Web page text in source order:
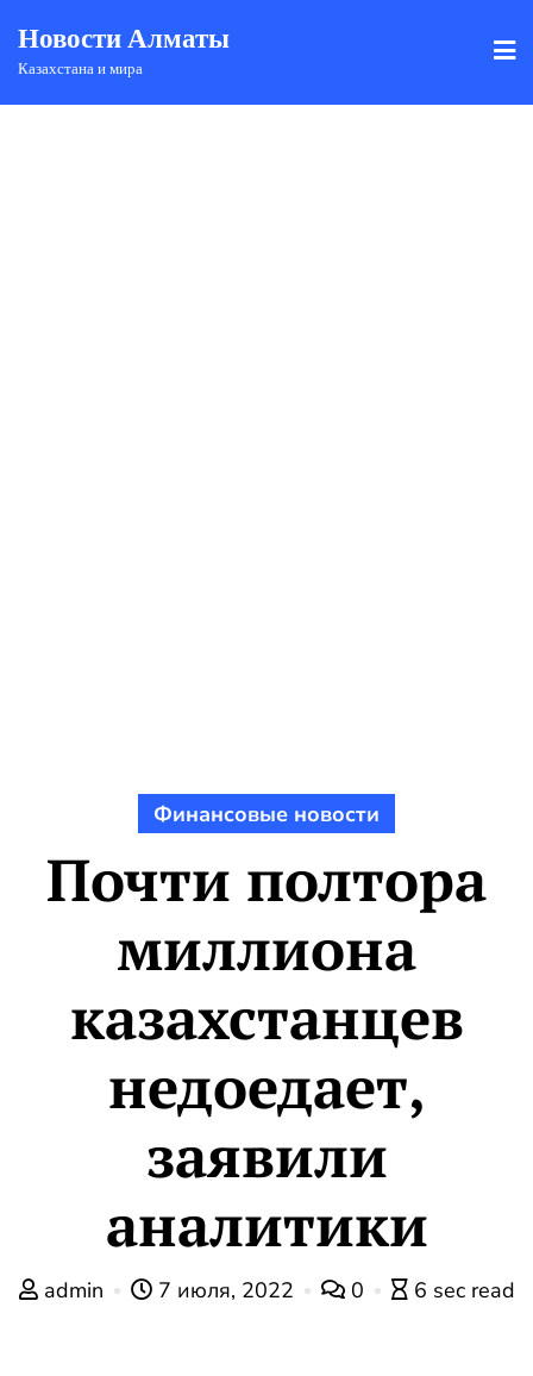
Новости Алматы
Казахстана и мира
Финансовые новости
Почти полтора
миллиона
казахстанцев
недоедает,
заявили
аналитики
admin 7 июля, 2022 0 6 sec read